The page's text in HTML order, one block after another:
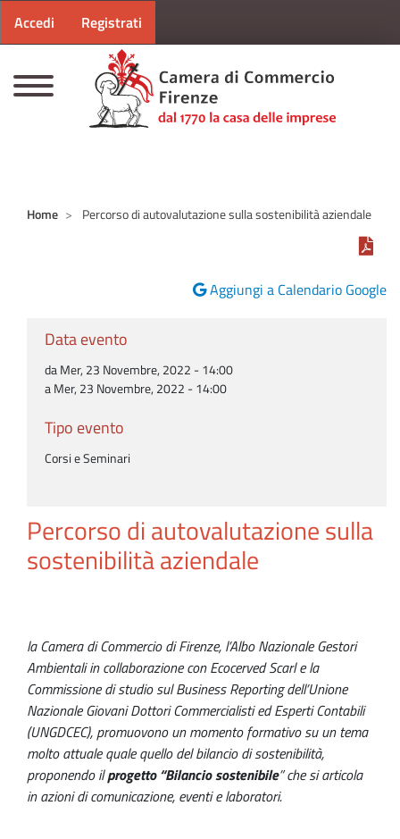
Menu profilo utente
Accedi Registrati
Home Percorso di autovalutazione sulla sostenibilità aziendale
Aggiungi a Calendario Google
Data evento
da Mer, 23 Novembre, 2022 - 14:00
a Mer, 23 Novembre, 2022 - 14:00
Tipo evento
Corsi e Seminari
Percorso di autovalutazione sulla
sostenibilità aziendale
la Camera di Commercio di Firenze, l’Albo Nazionale Gestori
Ambientali in collaborazione con Ecocerved Scarl e la
Commissione di studio sul Business Reporting dell’Unione
Nazionale Giovani Dottori Commercialisti ed Esperti Contabili
(UNGDCEC), promuovono un momento formativo su un tema
molto attuale quale quello del bilancio di sostenibilità,
proponendo ilprogetto “Bilancio sostenibile” che si articola
in azioni di comunicazione, eventi e laboratori.